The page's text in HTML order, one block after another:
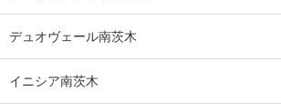
みが別れるかもしれません。
デュオヴェール南茨木
イニシア南茨木